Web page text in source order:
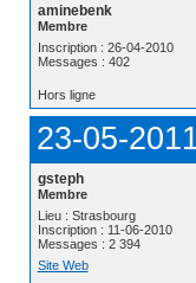
aminebenk
Membre
Inscription : 26-04-2010
Messages : 402
Hors ligne
23-05-
gsteph
Membre
Lieu : Strasbourg
Inscription : 11-06-2010
Messages : 2 394
Site Web